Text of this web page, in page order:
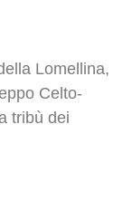
Lomellina,
Celto-
tribù dei